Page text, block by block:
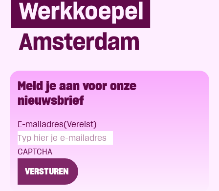
Meld je aan voor onze
nieuwsbrief
E-mailadres(Vereist)
CAPTCHA